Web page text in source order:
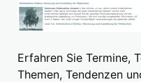
Erfahren Sie Termine,
Themen, Tendenzen